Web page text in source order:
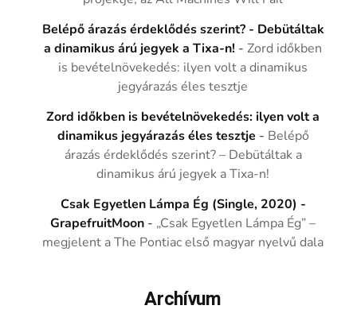
Belépő árazás érdeklődés szerint? - Debütáltak
a dinamikus árú jegyek a Tixa-n! -Zord időkben
is bevételnövekedés: ilyen volt a dinamikus
jegyárazás éles tesztje
Zord időkben is bevételnövekedés: ilyen volt a
dinamikus jegyárazás éles tesztje - Belépő
árazás érdeklődés szerint? – Debütáltak a
dinamikus árú jegyek a Tixa-n!
Csak Egyetlen Lámpa Ég (Single, 2020) -
GrapefruitMoon - „Csak Egyetlen Lámpa Ég” –
megjelent a The Pontiac első magyar nyelvű dala
Archívum